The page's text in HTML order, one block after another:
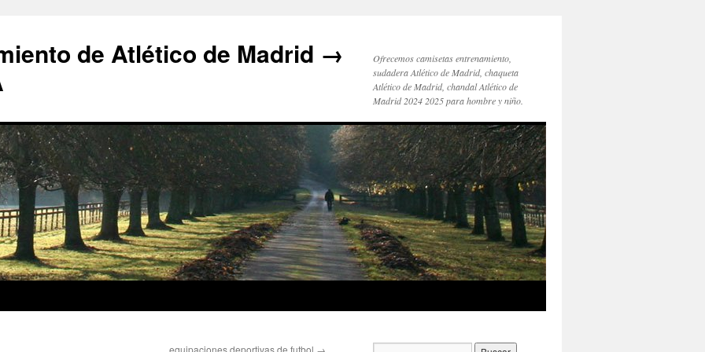
de Atlético de Madrid →
Ofrecemos camisetas entrenamiento,
sudadera Atlético de Madrid, chaqueta
Atlético de Madrid, chandal Atlético de
Madrid 2024 2025 para hombre y niño.
equipaciones deportivas de futbol →